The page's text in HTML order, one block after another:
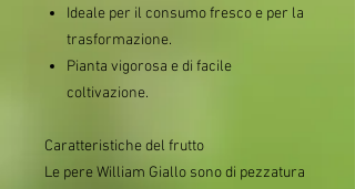
Ideale per il consumo fresco e per la
trasformazione.
Pianta vigorosa e di facile
coltivazione.
Caratteristiche del frutto
Le pere William Giallo sono di pezzatura